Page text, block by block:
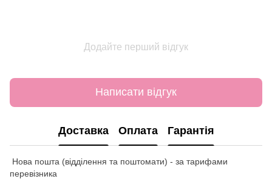
Додайте перший відгук
Написати відгук
Доставка Оплата Гарантія
Нова пошта (відділення та поштомати) - за тарифами
перевізника